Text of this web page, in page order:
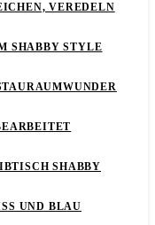
VEREDELN
SHABBY STYLE
SHABBY
UND BLAU